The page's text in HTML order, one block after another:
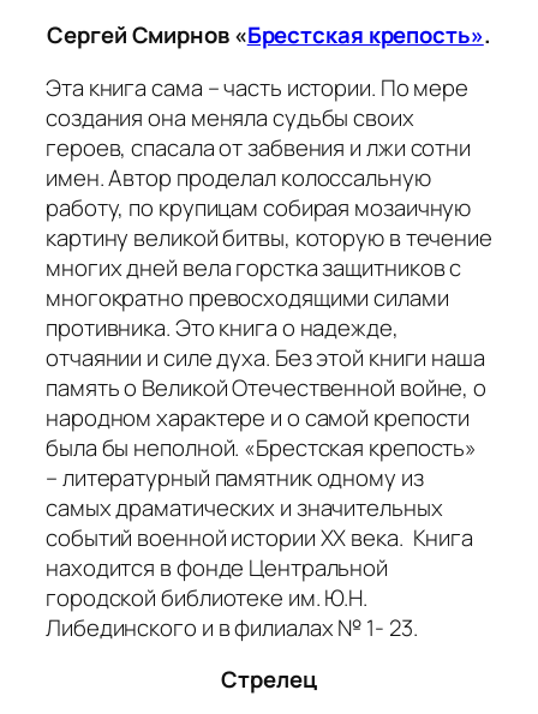
Сергей Смирнов «Брестская крепость».
Эта книга сама – часть истории. По мере
создания она меняла судьбы своих
героев, спасала от забвения и лжи сотни
имен. Автор проделал колоссальную
работу, по крупицам собирая мозаичную
картину великой битвы, которую в течение
многих дней вела горстка защитников с
многократно превосходящими силами
противника. Это книга о надежде,
отчаянии и силе духа. Без этой книги наша
память о Великой Отечественной войне, о
народном характере и о самой крепости
была бы неполной. «Брестская крепость»
– литературный памятник одному из
самых драматических и значительных
событий военной истории ХХ века. Книга
находится в фонде Центральной
городской библиотеке им. Ю.Н.
Либединского и в филиалах № 1- 23.
Стрелец